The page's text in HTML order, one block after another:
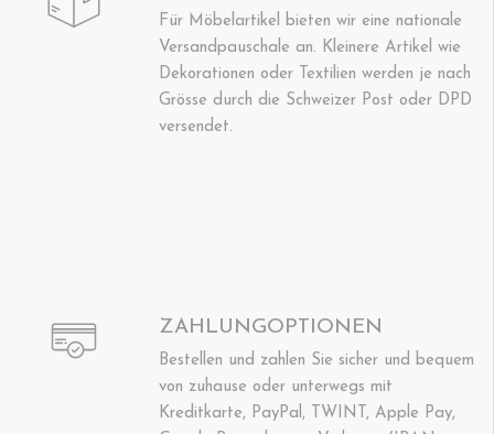
Für Möbelartikel bieten wir eine nationale
Versandpauschale an. Kleinere Artikel wie
Dekorationen oder Textilien werden je nach
Grösse durch die Schweizer Post oder DPD
versendet.
ZAHLUNGOPTIONEN
Bestellen und zahlen Sie sicher und bequem
von zuhause oder unterwegs mit
Kreditkarte, PayPal, TWINT, Apple Pay,